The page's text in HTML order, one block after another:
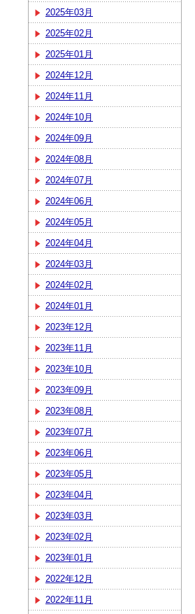
2025年03月
2025年02月
2025年01月
2024年12月
2024年11月
2024年10月
2024年09月
2024年08月
2024年07月
2024年06月
2024年05月
2024年04月
2024年03月
2024年02月
2024年01月
2023年12月
2023年11月
2023年10月
2023年09月
2023年08月
2023年07月
2023年06月
2023年05月
2023年04月
2023年03月
2023年02月
2023年01月
2022年12月
2022年11月